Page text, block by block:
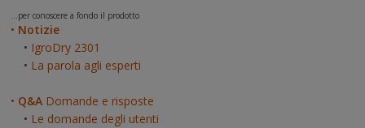
...per conoscere a fondo il prodotto
• Notizie
• IgroDry 2301
• La parola agli esperti
• Q&A Domande e risposte
• Le domande degli utenti